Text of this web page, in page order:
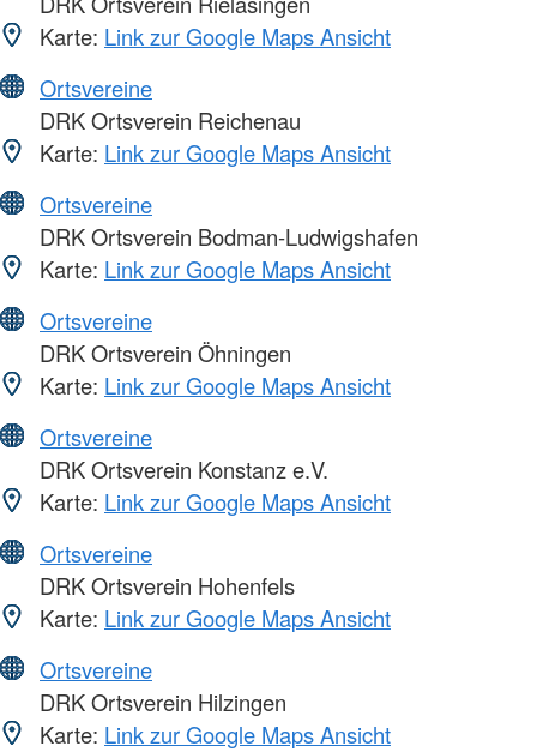
Karte: Link zur Google Maps Ansicht
Ortsvereine
DRK Ortsverein Reichenau
Karte: Link zur Google Maps Ansicht
Ortsvereine
DRK Ortsverein Bodman-Ludwigshafen
Karte: Link zur Google Maps Ansicht
Ortsvereine
DRK Ortsverein Öhningen
Karte: Link zur Google Maps Ansicht
Ortsvereine
DRK Ortsverein Konstanz e.V.
Karte: Link zur Google Maps Ansicht
Ortsvereine
DRK Ortsverein Hohenfels
Karte: Link zur Google Maps Ansicht
Ortsvereine
DRK Ortsverein Hilzingen
Karte: Link zur Google Maps Ansicht